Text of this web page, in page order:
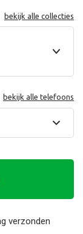
bekijk alle collecties
bekijk alle telefoons
verzonden